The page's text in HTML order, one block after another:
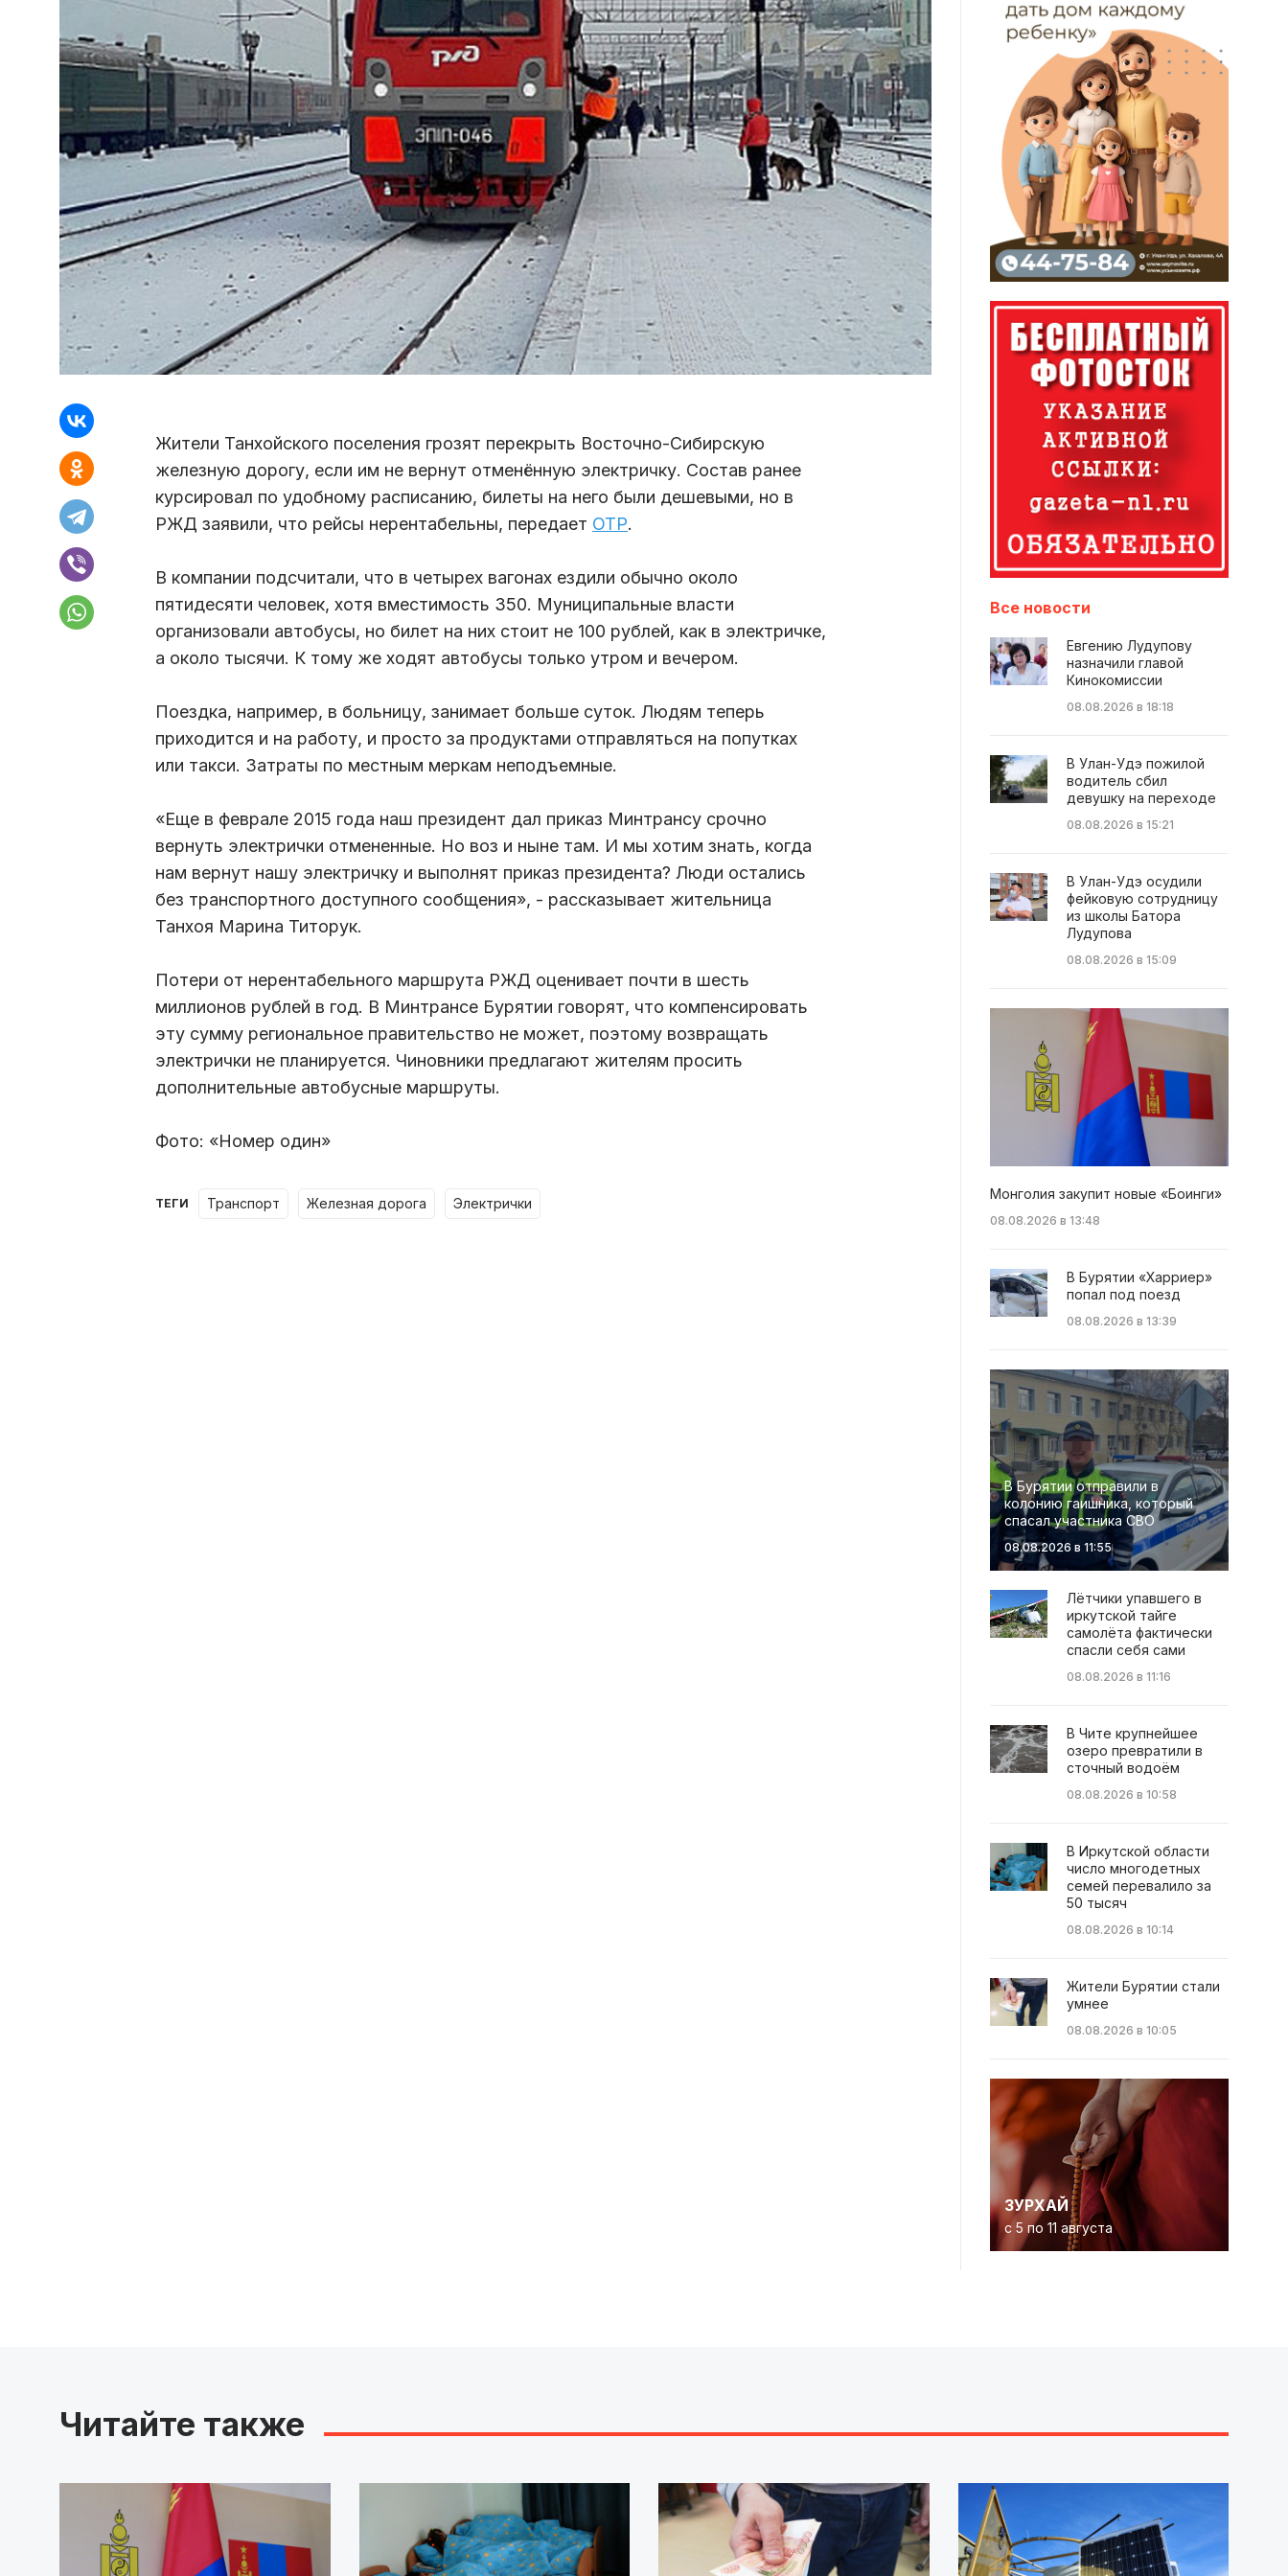
Жители Танхойского поселения грозят перекрыть Восточно-Сибирскую
железную дорогу, если им не вернут отменённую электричку. Состав ранее
курсировал по удобному расписанию, билеты на него были дешевыми, но в
РЖД заявили, что рейсы нерентабельны, передает ОТР.
В компании подсчитали, что в четырех вагонах ездили обычно около
пятидесяти человек, хотя вместимость 350. Муниципальные власти
организовали автобусы, но билет на них стоит не 100 рублей, как в электричке,
а около тысячи. К тому же ходят автобусы только утром и вечером.
Поездка, например, в больницу, занимает больше суток. Людям теперь
приходится и на работу, и просто за продуктами отправляться на попутках
или такси. Затраты по местным меркам неподъемные.
«Еще в феврале 2015 года наш президент дал приказ Минтрансу срочно
вернуть электрички отмененные. Но воз и ныне там. И мы хотим знать, когда
нам вернут нашу электричку и выполнят приказ президента? Люди остались
без транспортного доступного сообщения», - рассказывает жительница
Танхоя Марина Титорук.
Потери от нерентабельного маршрута РЖД оценивает почти в шесть
миллионов рублей в год. В Минтрансе Бурятии говорят, что компенсировать
эту сумму региональное правительство не может, поэтому возвращать
электрички не планируется. Чиновники предлагают жителям просить
дополнительные автобусные маршруты.
Фото: «Номер один»
ТЕГИ транспорт железная дорога электрички
Все новости
Евгению Лудупову
назначили главой
Кинокомиссии
08.08.2026 в 18:18
В Улан-Удэ пожилой
водитель сбил
девушку на переходе
08.08.2026 в 15:21
В Улан-Удэ осудили
фейковую сотрудницу
из школы Батора
Лудупова
08.08.2026 в 15:09
Монголия закупит новые «Боинги»
08.08.2026 в 13:48
В Бурятии «Харриер»
попал под поезд
08.08.2026 в 13:39
В Бурятии отправили в
колонию гаишника, который
спасал участника СВО
08.08.2026 в 11:55
Лётчики упавшего в
иркутской тайге
самолёта фактически
спасли себя сами
08.08.2026 в 11:16
В Чите крупнейшее
озеро превратили в
сточный водоём
08.08.2026 в 10:58
В Иркутской области
число многодетных
семей перевалило за
50 тысяч
08.08.2026 в 10:14
Жители Бурятии стали
умнее
08.08.2026 в 10:05
ЗУРХАЙ
с 5 по 11 августа
Читайте также